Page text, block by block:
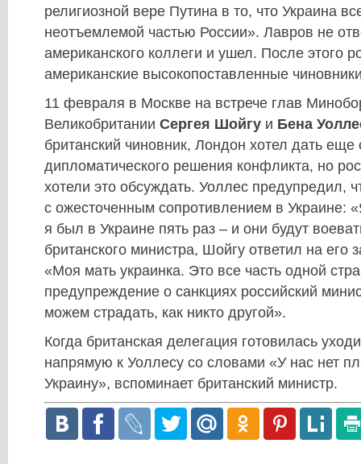
религиозной вере Путина в то, что Украина
неотъемлемой частью России». Лавров не
американского коллеги и ушел. После этого
американские высокопоставленные
11 февраля в Москве на встрече глав
Великобритании Сергея Шойгу и Бена
британский чиновник, Лондон хотел дать еще
дипломатического решения конфликта, но
хотели это обсуждать. Уоллес предупредил,
с ожесточенным сопротивлением в Украине:
я был в Украине пять раз – и они будут
британского министра, Шойгу ответил на его
«Моя мать украинка. Это все часть одной
предупреждение о санкциях российский
можем страдать, как никто другой».
Когда британская делегация готовилась
напрямую к Уоллесу со словами «У нас нет
Украину», вспоминает британский министр.